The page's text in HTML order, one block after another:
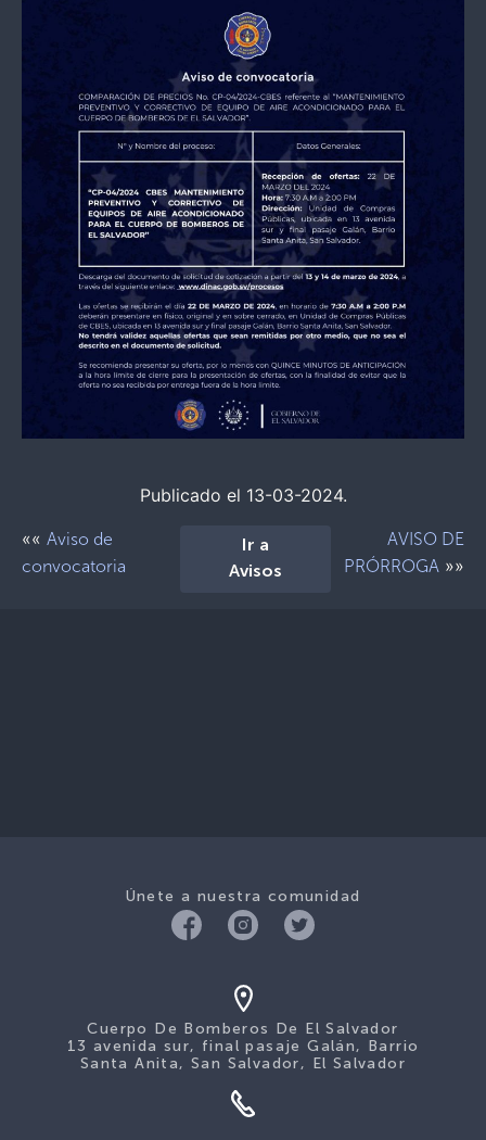
Publicado el 13-03-2024.
«« Aviso de
convocatoria
Ir a
Avisos
AVISO DE
PRÓRROGA»»
Únete a nuestra comunidad
Cuerpo De Bomberos De El Salvador
13 avenida sur, final pasaje Galán, Barrio
Santa Anita, San Salvador, El Salvador